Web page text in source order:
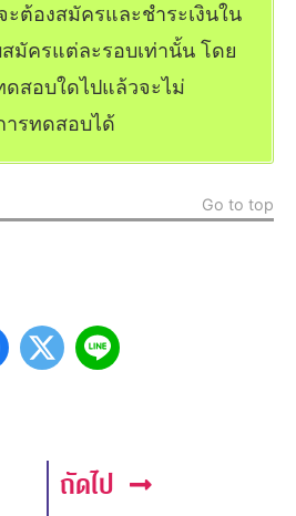
ต้องสมัครและชำระเงินใน
สมัครแต่ละรอบเท่านั้น โดย
ดสอบใดไปแล้วจะไม่
ารทดสอบได้
Go to top
ถัดไป